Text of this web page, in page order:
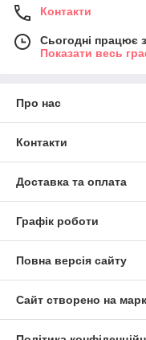
Контакти
Сьогодні працює
Показати весь
Про нас
Контакти
Доставка та оплата
Графік роботи
Повна версія сайту
Сайт створено на